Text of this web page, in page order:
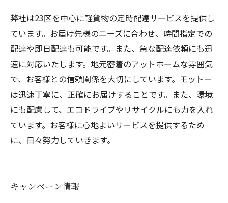
弊社は23区を中心に軽貨物の定時配達サービスを提供し
ています。お届け先様のニーズに合わせ、時間指定での
配達や即日配達も可能です。また、急な配達依頼にも迅
速に対応いたします。地元密着のアットホームな雰囲気
で、お客様との信頼関係を大切にしています。モットー
は迅速丁寧に、正確にお届けすることです。また、環境
にも配慮して、エコドライブやリサイクルにも力を入れ
ています。お客様に心地よいサービスを提供するため
に、日々努力していきます。
キャンペーン情報